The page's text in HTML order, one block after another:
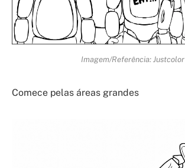
Imagem/Referência: Justcolor
Comece pelas áreas grandes